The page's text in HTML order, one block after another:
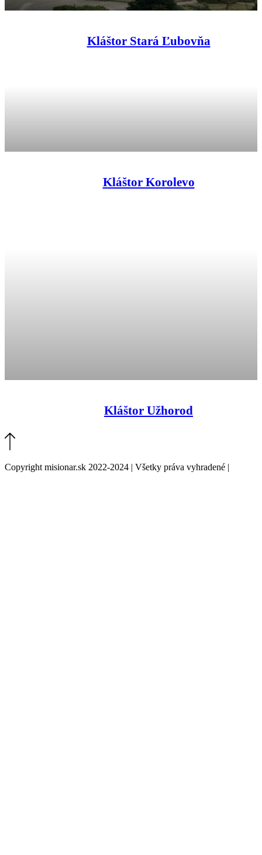
Kláštor Stará Ľubovňa
Kláštor Korolevo
Kláštor Užhorod
Copyright misionar.sk 2022-2024 | Všetky práva vyhradené |